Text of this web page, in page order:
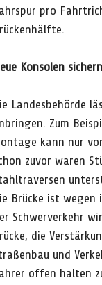
pro
Konsolen
Landesbehörde
Zum
kann nur
zuvor waren
Brücke ist wegen
Schwerverkehr
die
und
offen halten